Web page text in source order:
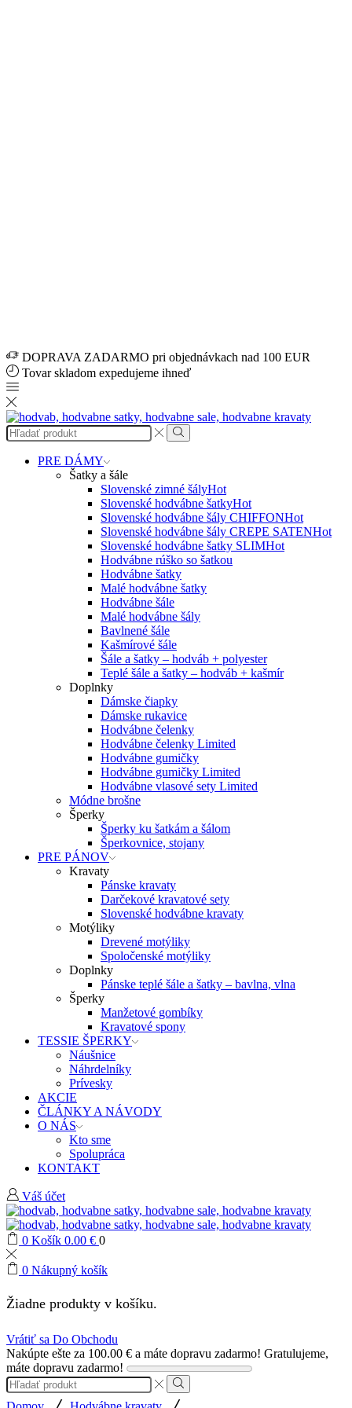
DOPRAVA ZADARMO pri objednávkach nad 100 EUR
Tovar skladom expedujeme ihneď
Search
input
Search
PRE DÁMY
Šatky a šále
Slovenské zimné šályHot
Slovenské hodvábne šatkyHot
Slovenské hodvábne šály CHIFFONHot
Slovenské hodvábne šály CREPE SATENHot
Slovenské hodvábne šatky SLIMHot
Hodvábne rúško so šatkou
Hodvábne šatky
Malé hodvábne šatky
Hodvábne šále
Malé hodvábne šály
Bavlnené šále
Kašmírové šále
Šále a šatky – hodváb + polyester
Teplé šále a šatky – hodváb + kašmír
Doplnky
Dámske čiapky
Dámske rukavice
Hodvábne čelenky
Hodvábne čelenky Limited
Hodvábne gumičky
Hodvábne gumičky Limited
Hodvábne vlasové sety Limited
Módne brošne
Šperky
Šperky ku šatkám a šálom
Šperkovnice, stojany
PRE PÁNOV
Kravaty
Pánske kravaty
Darčekové kravatové sety
Slovenské hodvábne kravaty
Motýliky
Drevené motýliky
Spoločenské motýliky
Doplnky
Pánske teplé šále a šatky – bavlna, vlna
Šperky
Manžetové gombíky
Kravatové spony
TESSIE ŠPERKY
Náušnice
Náhrdelníky
Prívesky
AKCIE
ČLÁNKY A NÁVODY
O NÁS
Kto sme
Spolupráca
KONTAKT
Váš účet
0 Košík 0.00 € 0
0 Nákupný košík
Žiadne produkty v košíku.
Vrátiť sa Do Obchodu
Nakúpte ešte za 100.00 € a máte dopravu zadarmo! Gratulujeme,
máte dopravu zadarmo!
Search
input
Search